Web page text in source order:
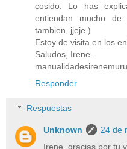
cosido. Lo has
entiendan mucho
tambien, jjeje.)
Estoy de visita en los
Saludos, Irene.
Responder
Respuestas
Unknown
24 de
Irene, gracias por tu